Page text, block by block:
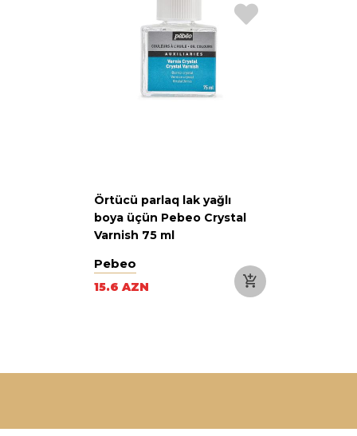
Örtücü parlaq lak yağlı
boya üçün Pebeo Crystal
Varnish 75 ml
Pebeo
15.6 AZN